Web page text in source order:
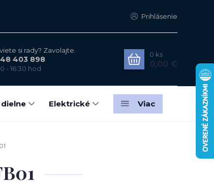
Prihlásenie
si rady? Zavolajte.
403 898
- 16:30 hod
0 ks
0,00 €
Elektrické Viac